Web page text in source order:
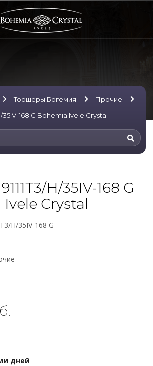
Торшеры Богемия
Прочие
35IV-168 G Bohemia Ivele Crystal
H/35IV-168 G
Crystal
H/35IV-168 G
дней